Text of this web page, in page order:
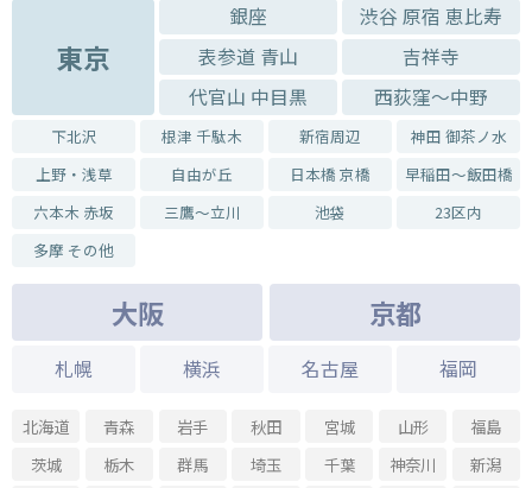
東京
銀座
渋谷 原宿 恵比寿
表参道 青山
吉祥寺
代官山 中目黒
西荻窪～中野
下北沢 根津 千駄木 新宿周辺
神田 御茶ノ水
上野・浅草
自由が丘 日本橋 京橋
早稲田～飯田橋
六本木 赤坂
三鷹～立川 池袋
23区内
多摩 その他
大阪 京都
札幌 横浜 名古屋 福岡
北海道 青森 岩手 秋田 宮城 山形
福島
茨城
栃木 群馬 埼玉 千葉 神奈川
新潟